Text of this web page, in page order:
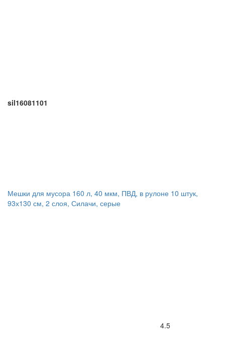
sil16081101
Мешки для мусора 160 л, 40 мкм, ПВД, в рулоне 10 штук,
93х130 см, 2 слоя, Силачи, серые
4.5